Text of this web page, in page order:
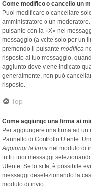
Come modifico o cancello un
Puoi modificare o cancellare
amministratore o un
pulsante con la «X» nel
messaggio (a volte solo per un
premendo il pulsante modifica
risposto al tuo messaggio,
aggiunto dove viene indicato
generalmente, non può
risposto.
Top
Come aggiungo una firma ai
Per aggiungere una firma ad un
Pannello di Controllo Utente.
Aggiungi la firma nel modulo di
tutti i tuoi messaggi
Utente. Se lo si fa, è possibile
messaggi deselezionando la
modulo di invio.